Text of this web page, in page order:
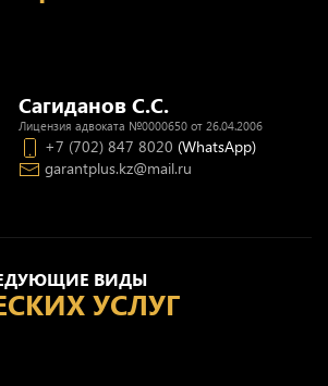
ВИДЫ
УСЛУГ
Сагиданов С.С.
Лицензия адвоката №0000650 от 26.04.2006
+7 (702) 847 8020 (WhatsApp)
garantplus.kz@mail.ru